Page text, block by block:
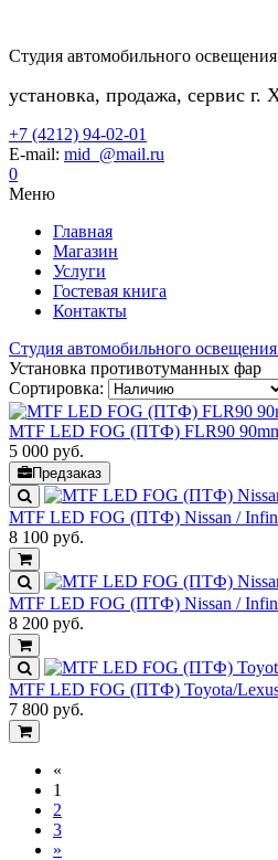
Студия автомобильного освещения
установка, продажа, сервис г.
+7 (4212) 94-02-01
E-mail: mid_@mail.ru
0
Меню
Главная
Магазин
Услуги
Гостевая книга
Контакты
Студия автомобильного
Установка противотуманных фар
Сортировка:
MTF LED FOG (ПТФ) FLR90
5 000 руб.
Предзаказ
MTF LED FOG (ПТФ) Nissan /
8 100 руб.
MTF LED FOG (ПТФ) Nissan /
8 200 руб.
MTF LED FOG (ПТФ) Toyota/
7 800 руб.
«
1
2
3
»